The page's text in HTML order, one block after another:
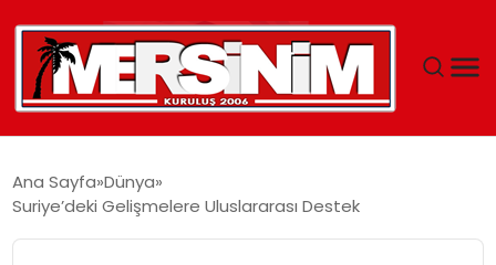
YAŞAM
Ana Sayfa Dünya
Suriye’deki Gelişmelere Uluslararası Destek